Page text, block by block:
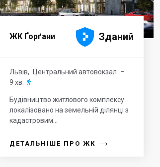
ЖК Ґорґани 



 Зданий
Львів,Центральний автовокзал –
9 хв.

Будівництво житлового комплексу
локалізовано на земельній ділянці з
кадастровим...
ДЕТАЛЬНІШЕ ПРО ЖК →